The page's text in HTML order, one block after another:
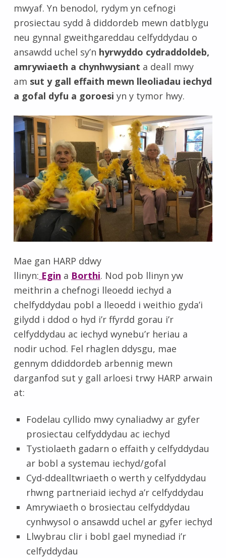
mwyaf. Yn benodol, rydym yn cefnogi
prosiectau sydd â diddordeb mewn datblygu
neu gynnal gweithgareddau celfyddydau o
ansawdd uchel sy’n hyrwyddo cydraddoldeb,
amrywiaeth a chynhwysiant a deall mwy
am sut y gall effaith mewn lleoliadau iechyd
a gofal dyfu a goroesi yn y tymor hwy.
Mae gan HARP ddwy
llinyn: Egin a Borthi. Nod pob llinyn yw
meithrin a chefnogi lleoedd iechyd a
chelfyddydau pobl a lleoedd i weithio gyda’i
gilydd i ddod o hyd i’r ffyrdd gorau i’r
celfyddydau ac iechyd wynebu’r heriau a
nodir uchod. Fel rhaglen ddysgu, mae
gennym ddiddordeb arbennig mewn
darganfod sut y gall arloesi trwy HARP arwain
at:
Fodelau cyllido mwy cynaliadwy ar gyfer
prosiectau celfyddydau ac iechyd
Tystiolaeth gadarn o effaith y celfyddydau
ar bobl a systemau iechyd/gofal
Cyd-ddealltwriaeth o werth y celfyddydau
rhwng partneriaid iechyd a’r celfyddydau
Amrywiaeth o brosiectau celfyddydau
cynhwysol o ansawdd uchel ar gyfer iechyd
Llwybrau clir i bobl gael mynediad i’r
celfyddydau